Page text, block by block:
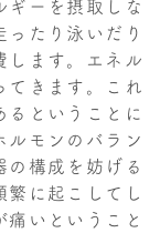
ギーを摂取しな
たり泳いだり
します。エネル
てきます。これ
るということに
ルモンのバラン
構成を妨げる
繁に起こしてし
いということ